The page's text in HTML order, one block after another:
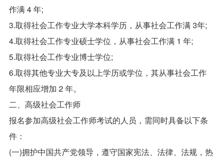
作满 4 年;
3.取得社会工作专业大学本科学历，从事社会工作满 3年;
4.取得社会工作专业硕士学位，从事社会工作满 1 年;
5.取得社会工作专业博士学位;
6.取得其他专业大专及以上学历或学位，其从事社会工作
年限相应增加 2 年。
二、高级社会工作师
报名参加高级社会工作师考试的人员，需同时具备以下条
件：
(一)拥护中国共产党领导，遵守国家宪法、法律、法规，热